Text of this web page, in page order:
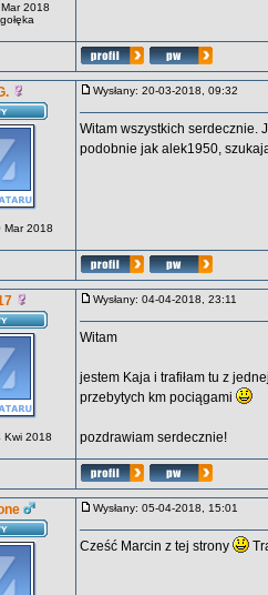
Mar 2018
Mar 2018
Wysłany: 20-03-2018, 09:32
Witam wszystkich serdecznie.
podobnie jak alek1950,
Kwi 2018
Wysłany: 04-04-2018, 23:11
Witam
jestem Kaja i trafiłam tu z
przebytych km pociągami
pozdrawiam serdecznie!
Wysłany: 05-04-2018, 15:01
Cześć Marcin z tej strony